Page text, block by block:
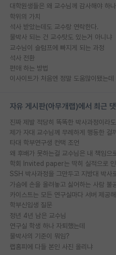
대학원생들은 왜 교수님께 감사해야 하
학위의 가치
석사 받았는데도 교수랑 연락한다.
물박사 되는 건 교수탓도 있는거 아니냐
교수님이 슬럼프에 빠지게 되는 과정
석사 전환
편애 하는 방법
이사이트가 처음엔 정말 도움많이됐는데
자유 게시판(아무개랩)에서 최근
제가 자대 교수님께 무례하게 행동한 걸
타대 학부연구생 컨택 조언
가슴에 손을 올려놓고 싫어하는 사람 불
카이스트는 모든 연구실마다 서버 제공
학부신입생 질문
정년 4년 남은 교수님
연구실 학생 하나 자퇴했는데
물박사의 기준이 뭐임?
랩홈피에 다들 본인 사진 올리냐